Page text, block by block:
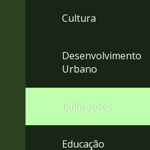
Cultura
Desenvolvimento
Urbano
Edificações
Educação